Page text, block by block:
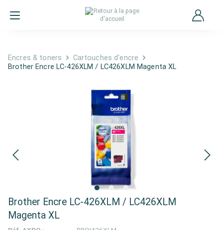
Encres & toners
Cartouches d'encre
Brother Encre LC-426XLM / LC426XLM Magenta XL
Brother Encre LC-426XLM / LC426XLM
Magenta XL